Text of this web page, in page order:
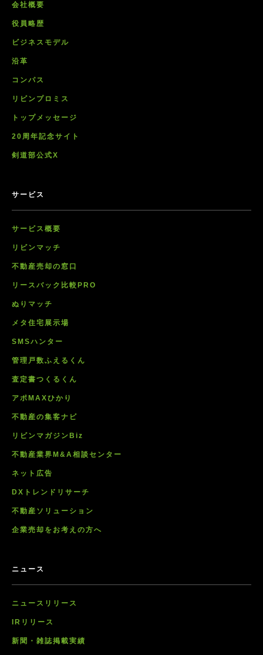
会社概要
役員略歴
ビジネスモデル
沿革
コンパス
リビンプロミス
トップメッセージ
20周年記念サイト
剣道部公式X
サービス
サービス概要
リビンマッチ
不動産売却の窓口
リースバック比較PRO
ぬりマッチ
メタ住宅展示場
SMSハンター
管理戸数ふえるくん
査定書つくるくん
アポMAXひかり
不動産の集客ナビ
リビンマガジンBiz
不動産業界M&A相談センター
ネット広告
DXトレンドリサーチ
不動産ソリューション
企業売却をお考えの方へ
ニュース
ニュースリリース
IRリリース
新聞・雑誌掲載実績